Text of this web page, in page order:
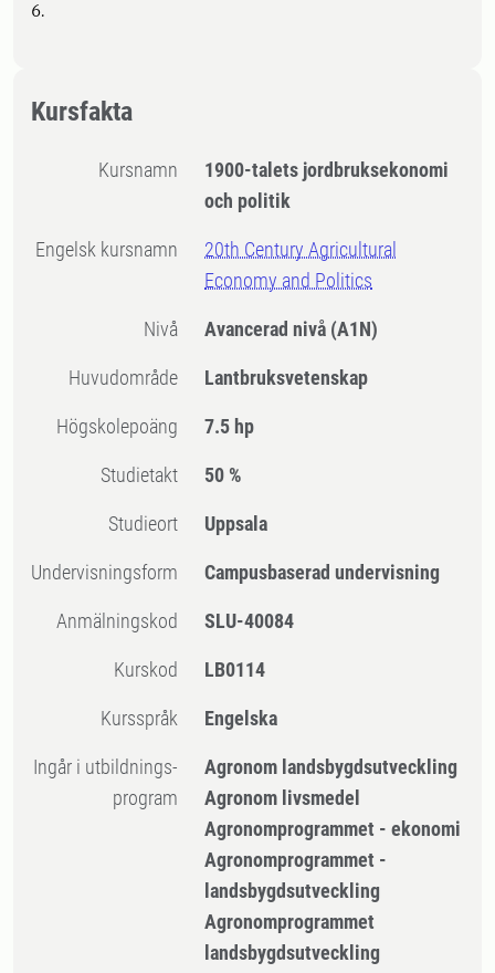
6.
Kursfakta
Kursnamn
1900-talets jordbruksekonomi
och politik
Engelsk kursnamn
20th Century Agricultural
Economy and Politics
Nivå Avancerad nivå (A1N)
Huvudområde Lantbruksvetenskap
högskolepoäng 7.5 hp
Studietakt 50 %
Studieort Uppsala
Undervisningsform Campusbaserad undervisning
Anmälningskod SLU-40084
Kurskod LB0114
Kursspråk Engelska
Ingår i utbildnings-
program
Agronom landsbygdsutveckling
Agronom livsmedel
Agronomprogrammet - ekonomi
Agronomprogrammet -
landsbygdsutveckling
Agronomprogrammet
landsbygdsutveckling